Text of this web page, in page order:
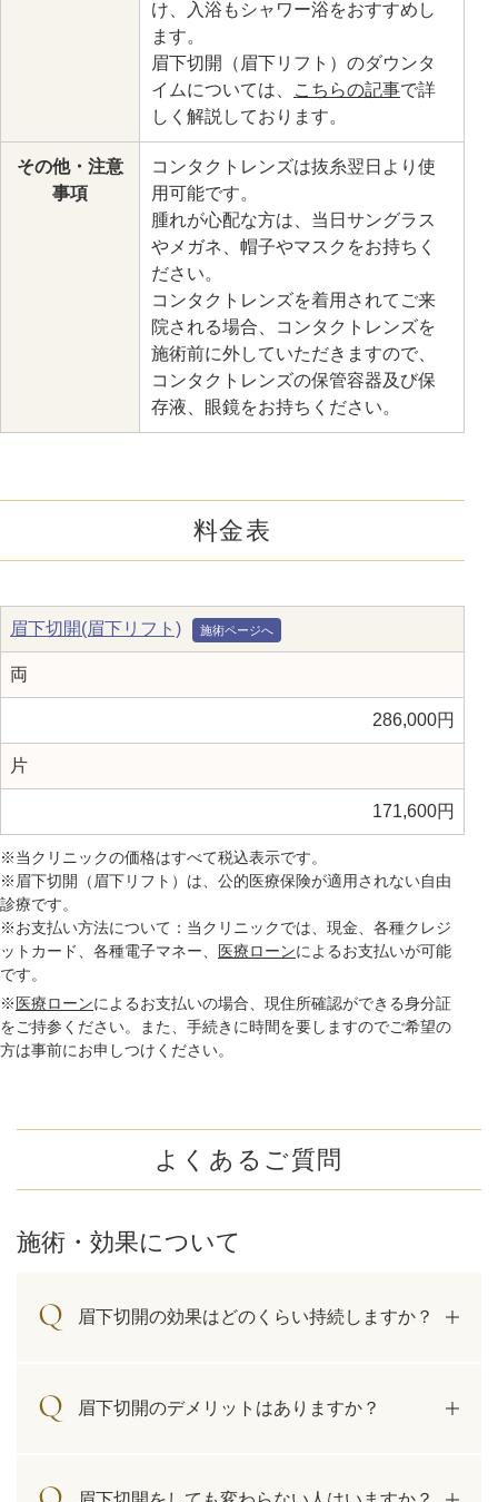
け、入浴もシャワー浴をおすすめし
ます。
眉下切開（眉下リフト）のダウンタ
イムについては、
こちらの記事で詳
しく解説しております。
その他・注意
事項
コンタクトレンズは抜糸翌日より使
用可能です。
腫れが心配な方は、当日サングラス
やメガネ、帽子やマスクをお持ちく
ださい。
コンタクトレンズを着用されてご来
院される場合、コンタクトレンズを
施術前に外していただきますので、
コンタクトレンズの保管容器及び保
存液、眼鏡をお持ちください。
料金表
眉下切開(眉下リフト)
両
286,000円
片
171,600円
※当クリニックの価格はすべて税込表示です。
※眉下切開（眉下リフト）は、公的医療保険が適用されない自由
診療です。
※お支払い方法について：当クリニックでは、現金、各種クレジ
ットカード、各種電子マネー、
医療ローンによるお支払いが可能
です。
※ 医療ローンによるお支払いの場合、現住所確認ができる身分証
をご持参ください。また、手続きに時間を要しますのでご希望の
方は事前にお申しつけください。
よくあるご質問
施術・効果について
眉下切開の効果はどのくらい持続しますか？
眉下切開のデメリットはありますか？